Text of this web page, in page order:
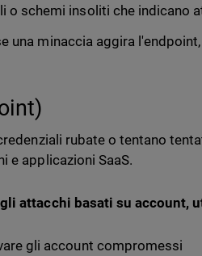
o schemi insoliti che indicano
una minaccia aggira
rubate o tentano
e applicazioni SaaS.
attacchi basati su account,
gli account compromessi